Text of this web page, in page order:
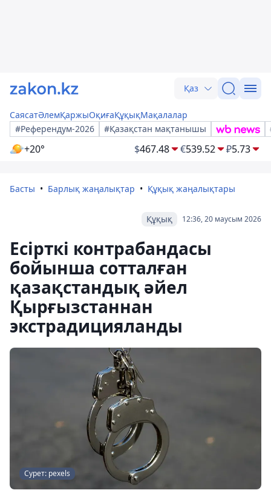
Қаз
СаясатӘлемҚаржыОқиғаҚұқықМақалалар
#Референдум-2026
#Қазақстан мақтанышы
+20° $467.48 €539.52 ₽5.73
Басты Барлық жаңалықтар Құқық жаңалықтары
12:36, 20 маусым 2026
Құқық
Есірткі контрабандасы
бойынша сотталған
қазақстандық әйел
Қырғызстаннан
экстрадицияланды
Сурет: pexels